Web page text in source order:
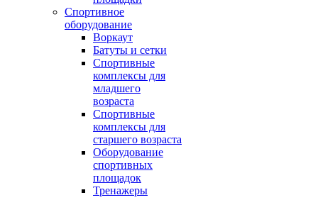
Спортивное
оборудование
Воркаут
Батуты и сетки
Спортивные
комплексы для
младшего
возраста
Спортивные
комплексы для
старшего возраста
Оборудование
спортивных
площадок
Тренажеры